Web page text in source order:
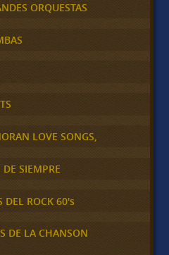
ORQUESTAS
LOVE SONGS,
SIEMPRE
DEL ROCK 60's
DE LA CHANSON